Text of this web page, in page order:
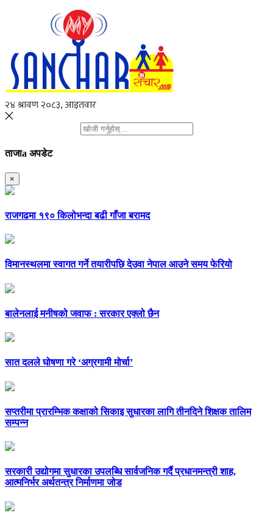
ताजाa अपडेट
×
राजगढमा १९० किलोभन्दा बढी गाँजा बरामद
विमानस्थलमा स्वागत गर्ने तयारीपछि देउवा नेपाल आउने समय फेरियो
बालेनलाई मनीषको जवाफ : सरकार एक्लो छैन
सात दलले घोषणा गरे ‘अग्रगामी मोर्चा’
सप्तरीमा प्रारम्भिक कक्षाको सिकाइ सुधारका लागि तीनदिने शिक्षक तालिम
सम्पन्न
सरकारी उद्योगमा सुधारका उपलब्धि सार्वजनिक गर्दै प्रधानमन्त्री शाह,
आत्मनिर्भर अर्थतन्त्र निर्माणमा जोड